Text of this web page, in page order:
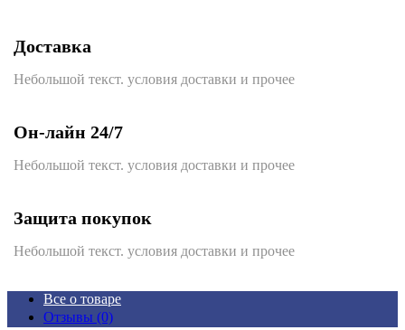
Доставка
Небольшой текст. условия доставки и прочее
Он-лайн 24/7
Небольшой текст. условия доставки и прочее
Защита покупок
Небольшой текст. условия доставки и прочее
Все о товаре
Отзывы (0)